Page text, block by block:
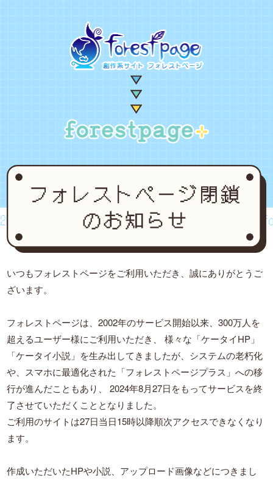
forestpage forever...2002~2024
いつもフォレストページをご利用いただき、誠にありがとうご
ざいます。
フォレストページは、2002年のサービス開始以来、300万人を
超えるユーザー様にご利用いただき、
様々な「ケータイHP」
「ケータイ小説」を生み出してきましたが、システムの老朽化
や、スマホに最適化された「フォレストページプラス」への移
行が進んだこともあり、
2024年8月27日をもってサービスを終
了させていただくこととなりました。
ご利用のサイトは27日当日15時以降順次アクセスできなくなり
ます。
作成いただいたHPや小説、アップロード画像などにつきまし